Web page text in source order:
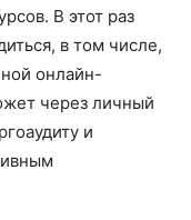
В этот раз
в том числе,
онлайн-
через личный
и